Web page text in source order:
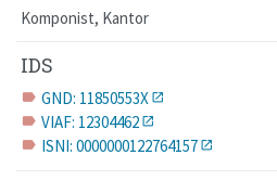
Komponist, Kantor
IDS
label GND: 11850553X
label VIAF: 12304462
label ISNI: 0000000122764157